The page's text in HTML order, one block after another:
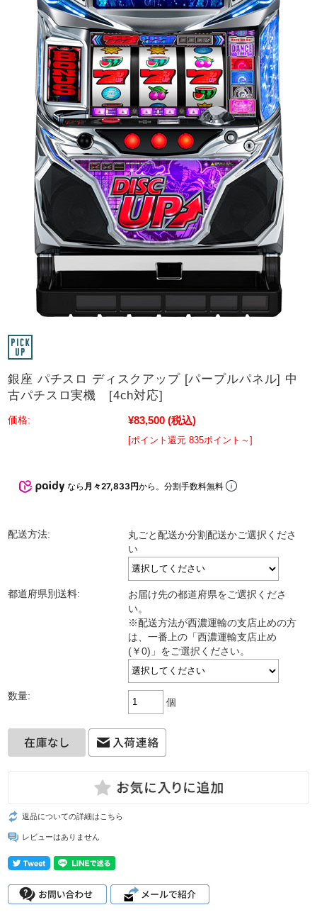
銀座 パチスロ ディスクアップ [パープルパネル] 中
古パチスロ実機 [4ch対応]
価格: ¥83,500 (税込)
[ポイント還元 835ポイント～]
なら 月々27,833円から。分割手数料無料
配送方法:
丸ごと配送か分割配送かご選択くださ
い
都道府県別送料:
お届け先の都道府県をご選択くださ
い。
※配送方法が西濃運輸の支店止めの方
は、一番上の「西濃運輸支店止め
(￥0)」をご選択ください。
数量:
個
返品についての詳細はこちら
レビューはありません